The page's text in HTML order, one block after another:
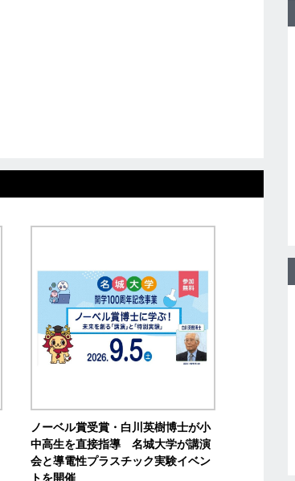
ノーベル賞受賞・白川英樹博士が小
中高生を直接指導 名城大学が講演
会と導電性プラスチック実験イベン
トを開催